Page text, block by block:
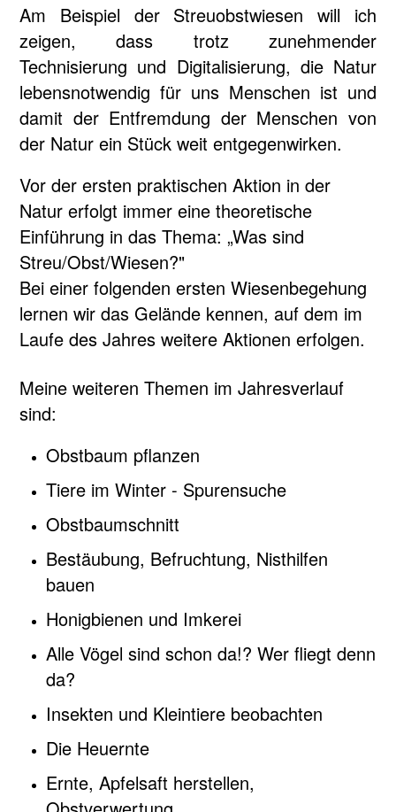
Am Beispiel der Streuobstwiesen will ich
zeigen, dass trotz zunehmender
Technisierung und Digitalisierung, die Natur
lebensnotwendig für uns Menschen ist und
damit der Entfremdung der Menschen von
der Natur ein Stück weit entgegenwirken.
Vor der ersten praktischen Aktion in der
Natur erfolgt immer eine theoretische
Einführung in das Thema: „Was sind
Streu/Obst/Wiesen?"
Bei einer folgenden ersten Wiesenbegehung
lernen wir das Gelände kennen, auf dem im
Laufe des Jahres weitere Aktionen erfolgen.
Meine weiteren Themen im Jahresverlauf
sind:
Obstbaum pflanzen
Tiere im Winter - Spurensuche
Obstbaumschnitt
Bestäubung, Befruchtung, Nisthilfen
bauen
Honigbienen und Imkerei
Alle Vögel sind schon da!? Wer fliegt denn
da?
Insekten und Kleintiere beobachten
Die Heuernte
Ernte, Apfelsaft herstellen,